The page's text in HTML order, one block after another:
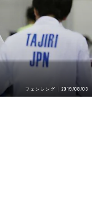
フェンシング 2019/08/03